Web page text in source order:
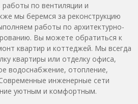
работы по вентиляции и
мы беремся за реконструкцию
работы по архитектурно-
Вы можете обратиться к
квартир и коттеджей. Мы всегда
квартиры или отделку офиса,
водоснабжение, отопление,
инженерные сети
уютным и комфортным.